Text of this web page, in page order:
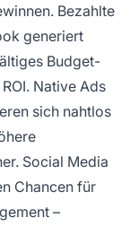
Bezahlte
generiert
Budget-
Native Ads
sich nahtlos
Social Media
Chancen für
–